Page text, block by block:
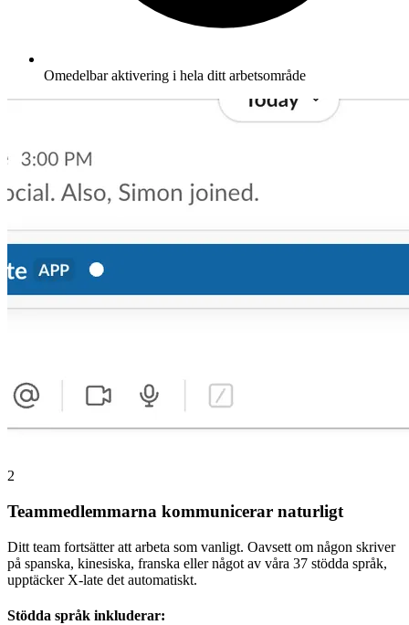
Omedelbar aktivering i hela ditt arbetsområde
2
Teammedlemmarna kommunicerar naturligt
Ditt team fortsätter att arbeta som vanligt. Oavsett om någon skriver
på spanska, kinesiska, franska eller något av våra 37 stödda språk,
upptäcker X-late det automatiskt.
Stödda språk inkluderar: